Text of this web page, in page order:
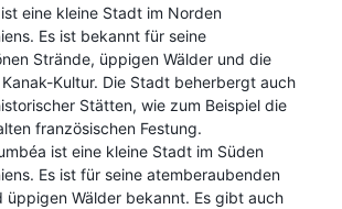
ist eine kleine Stadt im Norden
Es ist bekannt für seine
Strände, üppigen Wälder und die
Kultur. Die Stadt beherbergt auch
Stätten, wie zum Beispiel die
französischen Festung.
ist eine kleine Stadt im Süden
Es ist für seine atemberaubenden
üppigen Wälder bekannt. Es gibt auch